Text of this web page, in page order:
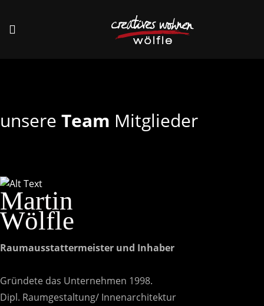
unsere Team Mitglieder
Martin
Wölfle
Raumausstattermeister und Inhaber
Gründete das Unternehmen 1998.
Dipl. Raumgestaltung/ Innenarchitektur